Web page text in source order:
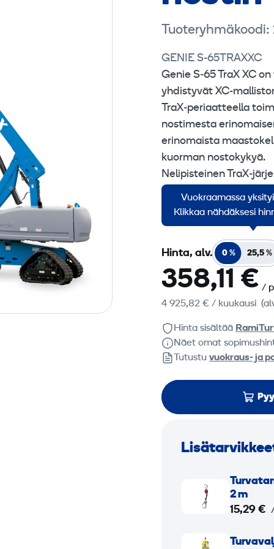
GENIE S-65TRAXXC
Genie S‑65 TraX XC
yhdistyvät
TraX‑periaatteella
nostimesta
erinomaista
kuorman nostokykyä.
Nelipisteinen
tuovat
epätasaisissa
Vuokraamassa
Klikkaa nähdäksesi
Hinta, alv. 0 % 25,5 %
358,11 € /
4 925,82 € / kuukausi
Hinta sisältää
Näet omat
Tutustu vuokraus- ja
2 m
15,29 €